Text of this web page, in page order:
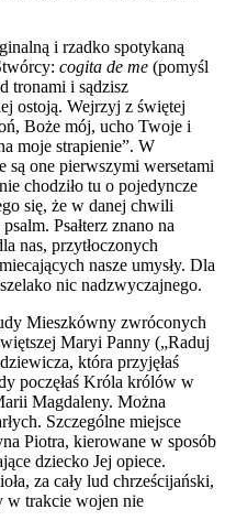
i rzadko spotykaną
cogita de me (pomyśl
tronami i sądzisz
ostoją. Wejrzyj z świętej
Boże mój, ucho Twoje i
moje strapienie”. W
one pierwszymi wersetami
chodziło tu o pojedyncze
się, że w danej chwili
Psałterz znano na
nas, przytłoczonych
nasze umysły. Dla
nic nadzwyczajnego.
Mieszkówny zwróconych
Maryi Panny („Raduj
która przyjęłaś
poczęłaś Króla królów w
Magdaleny. Można
Szczególne miejsce
Piotra, kierowane w sposób
dziecko Jej opiece.
za cały lud chrześcijański,
w trakcie wojen nie